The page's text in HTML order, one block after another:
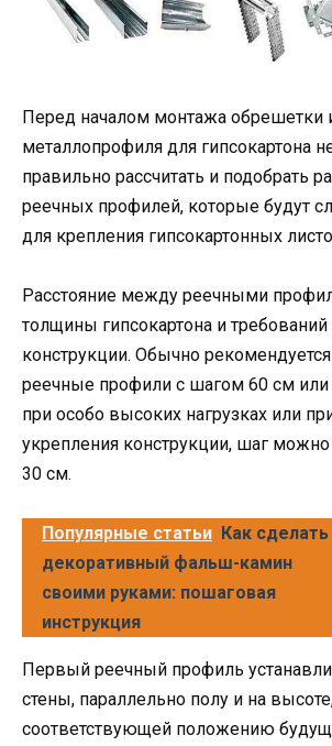
Перед началом монтажа обрешетки
металлопрофиля для гипсокартона
правильно рассчитать и подобрать
реечных профилей, которые будут
для крепления гипсокартонных
Расстояние между реечными
толщины гипсокартона и требований
конструкции. Обычно рекомендуется
реечные профили с шагом 60 см или
при особо высоких нагрузках или
укрепления конструкции, шаг
30 см.
Популярные статьи Как сделать
декоративный фальш-камин
своими руками: пошаговая
инструкция
Первый реечный профиль
стены, параллельно полу и на
соответствующей положению